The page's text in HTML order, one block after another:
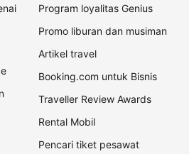
Program loyalitas Genius
Promo liburan dan musiman
Artikel travel
Booking.com untuk Bisnis
Traveller Review Awards
Rental Mobil
Pencari tiket pesawat